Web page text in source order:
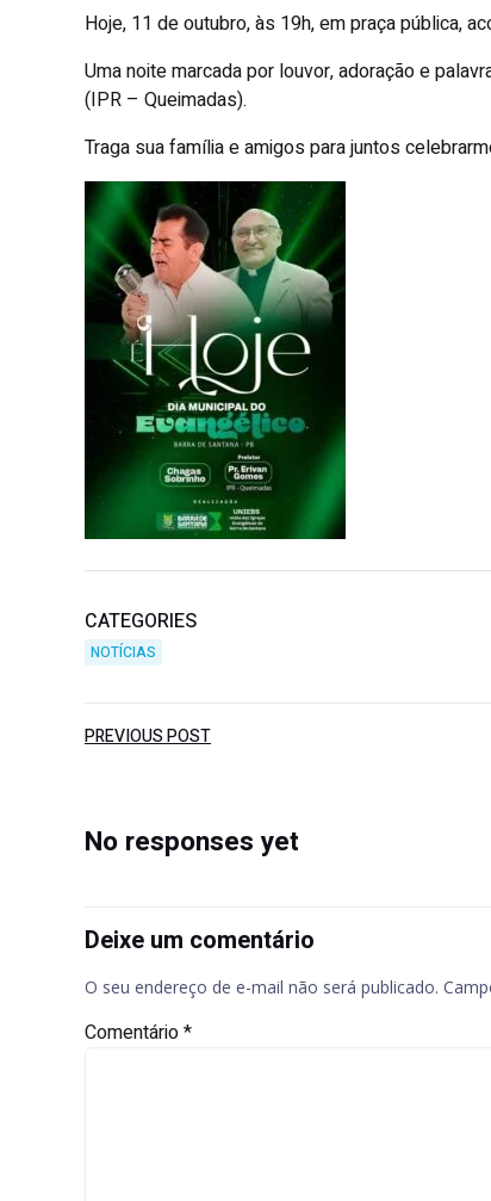
Hoje, 11 de outubro, às 19h, em praça pública,
Uma noite marcada por louvor, adoração e
(IPR – Queimadas).
Traga sua família e amigos para juntos
CATEGORIES
NOTÍCIAS
Post
navigation
PREVIOUS POST
No responses yet
Deixe um comentário
O seu endereço de e-mail não será publicado.
Comentário*